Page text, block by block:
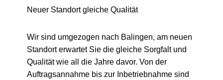
Neuer Standort gleiche Qualität
Wir sind umgezogen nach Balingen, am neuen
Standort erwartet Sie die gleiche Sorgfalt und
Qualität wie all die Jahre davor. Von der
Auftragsannahme bis zur Inbetriebnahme sind